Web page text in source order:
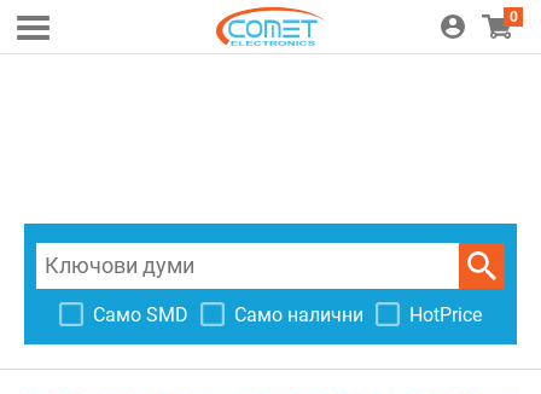
0
Само SMD Само налични HotPrice